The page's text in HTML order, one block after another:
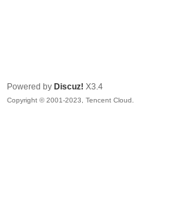
Powered by Discuz! X3.4
Copyright © 2001-2023, Tencent Cloud.